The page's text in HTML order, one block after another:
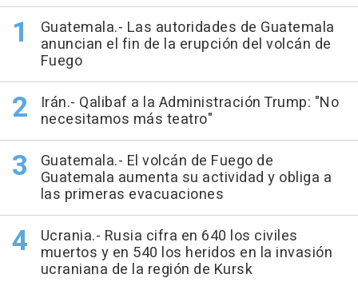
Guatemala.- Las autoridades de Guatemala
anuncian el fin de la erupción del volcán de
Fuego
Irán.- Qalibaf a la Administración Trump: "No
necesitamos más teatro"
Guatemala.- El volcán de Fuego de
Guatemala aumenta su actividad y obliga a
las primeras evacuaciones
Ucrania.- Rusia cifra en 640 los civiles
muertos y en 540 los heridos en la invasión
ucraniana de la región de Kursk